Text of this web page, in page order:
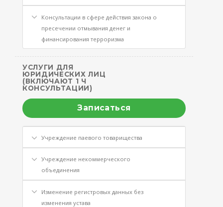
Консультации в сфере действия закона о
пресечении отмывания денег и
финансирования терроризма
УСЛУГИ ДЛЯ
ЮРИДИЧЕСКИХ ЛИЦ
(ВКЛЮЧАЮТ 1 Ч
КОНСУЛЬТАЦИИ)
Записаться
Учреждение паевого товарищества
Учреждение некоммерческого
объединения
Изменение регистровых данных без
изменения устава